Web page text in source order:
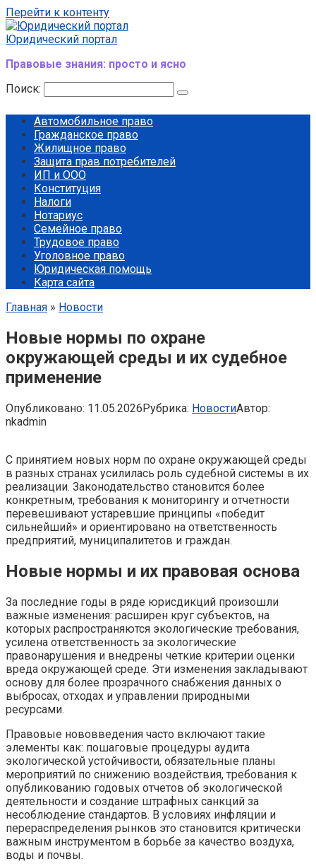
Перейти к контенту
Юридический портал
Правовые знания: просто и ясно
Поиск:
Автомобильное право
Гражданское право
Жилищное право
Защита прав потребителей
ИП и ООО
Конституция
Налоги
Нотариус
Семейное право
Трудовое право
Уголовное право
Юридическая помощь
Карта сайта
Главная » Новости
Новые нормы по охране
окружающей среды и их судебное
применение
Опубликовано: 11.05.2026Рубрика: НовостиАвтор:
nkadmin
С принятием новых норм по охране окружающей среды
в разных странах усилилась роль судебной системы в их
реализации. Законодательство становится более
конкретным, требования к мониторингу и отчетности
перевешивают устаревшие принципы «победит
сильнейший» и ориентировано на ответственность
предприятий, муниципалитетов и граждан.
Новые нормы и их правовая основа
За последние годы в ряде юрисдикций произошли
важные изменения: расширен круг субъектов, на
которых распространяются экологические требования,
усилена ответственность за экологические
правонарушения и внедрены четкие критерии оценки
вреда окружающей среде. Эти изменения закладывают
основу для более прозрачного снабжения данных о
выбросах, отходах и управлении природными
ресурсами.
Правовые нововведения часто включают такие
элементы как: пошаговые процедуры аудита
экологической устойчивости, обязательные планы
мероприятий по снижению воздействия, требования к
опубликованию годовых отчетов об экологической
деятельности и создание штрафных санкций за
несоблюдение стандартов. В условиях инфляции и
перераспределения рынков это становится критически
важным инструментом в борьбе за качество воздуха,
воды и почвы.